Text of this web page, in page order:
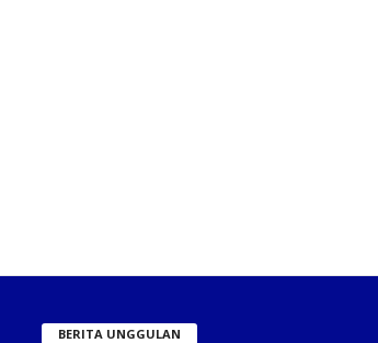
BERITA UNGGULAN